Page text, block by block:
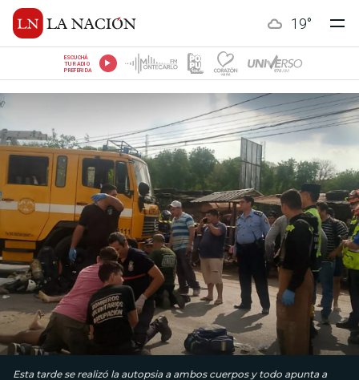
19°
ESCUCHÁ
TU RADIO
PREFERIDA
Esta tarde se realizó la autopsia a ambos cuerpos y todo apunta a